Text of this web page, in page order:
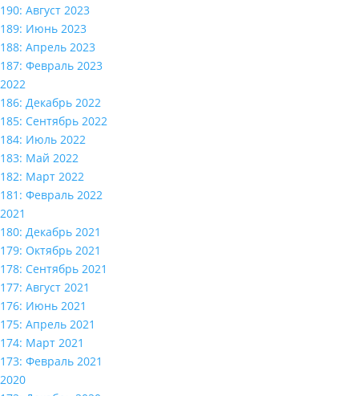
190: Август 2023
189: Июнь 2023
188: Апрель 2023
187: Февраль 2023
2022
186: Декабрь 2022
185: Сентябрь 2022
184: Июль 2022
183: Май 2022
182: Март 2022
181: Февраль 2022
2021
180: Декабрь 2021
179: Октябрь 2021
178: Сентябрь 2021
177: Август 2021
176: Июнь 2021
175: Апрель 2021
174: Март 2021
173: Февраль 2021
2020